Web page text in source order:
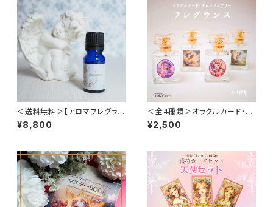
＜送料無料＞【アロマフレグラン
ス】Purification ～浄月の魂結
び～ 8ml アロマオイル エ
¥8,800
＜全4種類＞オラクルカード・ア
ロマフェアリー フレグランス
20ml
¥2,500